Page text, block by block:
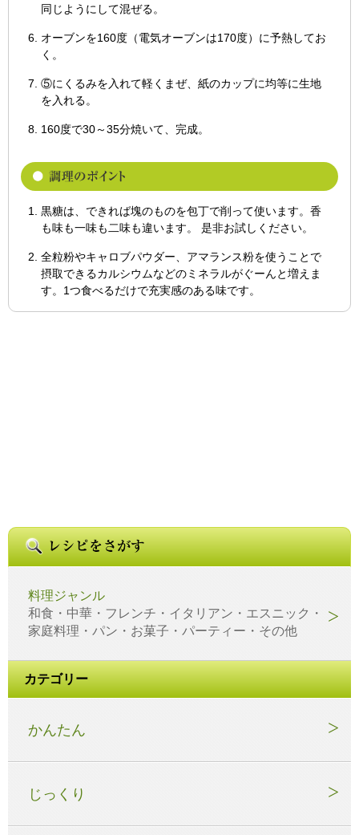
同じようにして混ぜる。
オーブンを160度（電気オーブンは170度）に予熱してお
く。
⑤にくるみを入れて軽くまぜ、紙のカップに均等に生地
を入れる。
160度で30～35分焼いて、完成。
黒糖は、できれば塊のものを包丁で削って使います。香
も味も一味も二味も違います。 是非お試しください。
全粒粉やキャロブパウダー、アマランス粉を使うことで
摂取できるカルシウムなどのミネラルがぐーんと増えま
す。1つ食べるだけで充実感のある味です。
料理ジャンル
和食・中華・フレンチ・イタリアン・エスニック・
家庭料理・パン・お菓子・パーティー・その他
カテゴリー
かんたん
じっくり